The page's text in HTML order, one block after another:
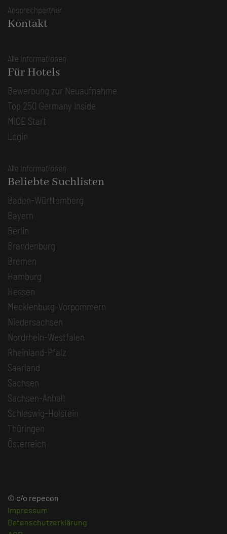
Ansprechpartner
Kontakt
Alle Informationen
Für Hotels
Bewerbung zur Neuaufnahme
Top 250 Germany Inside
MICE Start
Login
Alle Informationen
Beliebte Suchlisten
Baden-Württemberg
Bayern
Berlin
Brandenburg
Bremen
Hamburg
Hessen
Mecklenburg-Vorpommern
Niedersachsen
Nordrhein-Westfalen
Rheinland-Pfalz
Saarland
Sachsen
Sachsen-Anhalt
Schleswig-Holstein
Thüringen
Österreich
© c/o repecon
Impressum
Datenschutzerklärung